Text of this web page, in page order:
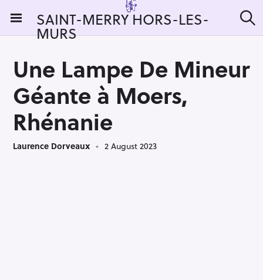
i
SAINT-MERRY HORS-LES-
MURS e
c
Une Lampe De Mineur
Géante à Moers,
Rhénanie
Laurence Dorveaux 2 August 2023